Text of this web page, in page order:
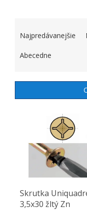
Najpredávanejšie
Abecedne
VÝPIS PRODUKTOV
Skrutka
3,5x30 žltý Zn